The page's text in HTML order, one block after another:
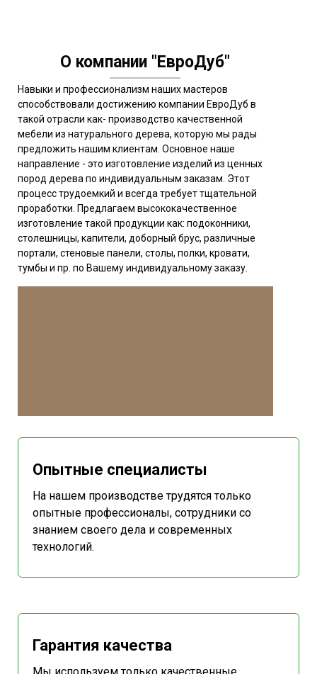
Навыки и профессионализм наших мастеров
способствовали достижению компании ЕвроДуб в
такой отрасли как- производство качественной
мебели из натурального дерева, которую мы рады
предложить нашим клиентам. Основное наше
направление - это изготовление изделий из ценных
пород дерева по индивидуальным заказам. Этот
процесс трудоемкий и всегда требует тщательной
проработки. Предлагаем высококачественное
изготовление такой продукции как: подоконники,
столешницы, капители, доборный брус, различные
портали, стеновые панели, столы, полки, кровати,
тумбы и пр. по Вашему индивидуальному заказу.
О компании "ЕвроДуб"
Опытные специалисты
На нашем производстве трудятся только
опытные профессионалы, сотрудники со
знанием своего дела и современных
технологий.
Гарантия качества